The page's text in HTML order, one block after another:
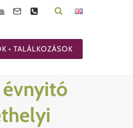
• TALÁLKOZÁSOK